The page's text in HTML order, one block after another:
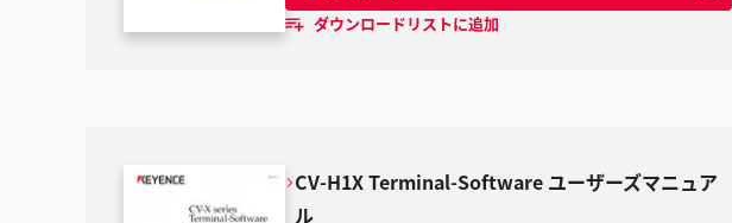
ダウンロードリストに追加
CV-H1X Terminal-Software ユーザーズマニュア
ル